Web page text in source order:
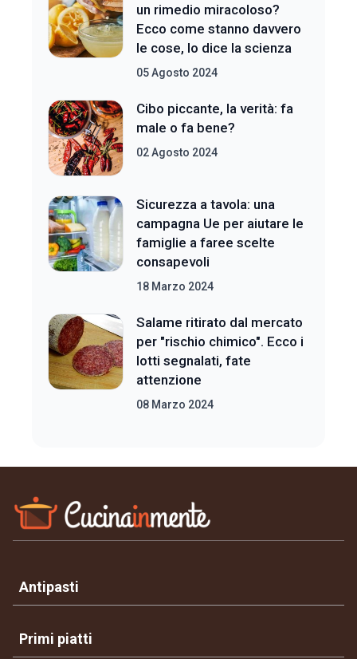
un rimedio miracoloso?
Ecco come stanno davvero
le cose, lo dice la scienza
05 Agosto 2024
Cibo piccante, la verità: fa
male o fa bene?
02 Agosto 2024
Sicurezza a tavola: una
campagna Ue per aiutare le
famiglie a faree scelte
consapevoli
18 Marzo 2024
Salame ritirato dal mercato
per "rischio chimico". Ecco i
lotti segnalati, fate
attenzione
08 Marzo 2024
Antipasti
Primi piatti